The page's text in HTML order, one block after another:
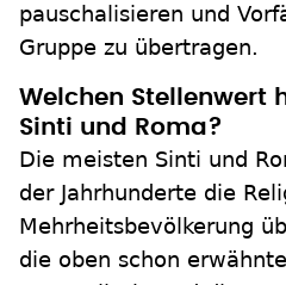
pauschalisieren und
Gruppe zu übertragen.
Welchen Stellenwert
Sinti und Roma?
Die meisten Sinti und
der Jahrhunderte die
Mehrheitsbevölkerung
die oben schon